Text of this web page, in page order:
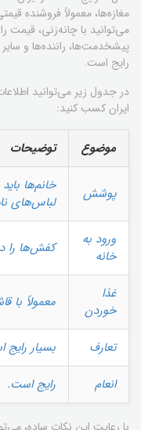
مغازه‌ها، معمولاً فروشنده
می‌توانید با چانه‌زنی، قیمت
پیشخدمت‌ها، راننده‌ها و
رایج است.
در جدول زیر می‌توانید
ایران کسب کنید:
موضوع توضیحات
پوشش
خانم‌ها
لباس‌های
ورود به
خانه
کفش‌ها را
غذا
خوردن
معمولاً با
تعارف
بسیار
انعام
رایج است.
با رعایت این نکات ساده،